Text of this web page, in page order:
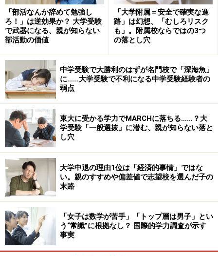
そこで、時間を気にせず、じっくり解いてみてほしい。
その際、ヒントになるような辞書なども使ってかまわな
い。大切なことは、今の時期に合否を決めるのではな
い。全部解答できていなくてもかまわず、勉強のポイン
トとしてはどこが出来ていないかを見つけることにあ
る。
自分の弱点を発見し、対策を立てよう。英語の場合であ
れば、語彙力不足なのか、構文が理解できていないと
か、数学の場合であれば、三角関数の分野が苦手、など
を探しだそう。仮にすべてのに苦手であっても大丈夫。
問題集や参考書を使って、必ず対策を立てておくことが
重要だ。
受験勉強の本質は、弱点の発見にあると言っていいだろ
う。勉強が苦手な受験生ほど、消しゴムをよく使う。自
分の答えを消して、正解を書くことには何の意味もな
い。間違った答えを残すことが非常に重要だということ
に気づいてほしい。
「部活なんか辞めて勉強し
ろ！」は逆効果か？ 大学受験
で武器になる、親が知らない
部活動の価値
「大学附属＝安全で確実な進
路」は幻想、「むしろリスク
も」。附属校ならではの3つ
の落とし穴
中学受験で大勝利のはずが名門校で「深海魚」
に……大学受験で不利になる中学受験経験者の
弱点
東大に受かる学力でMARCHに落ちる……？大
学受験「一般選抜」に潜む、親が知らない落と
し穴
大学中退の理由1位は「経済的事情」ではな
い。親のすすめや偏差値で志望校を選んだ子の
末路
「女子は数学が苦手」「トップ層は男子」とい
う“常識”に根拠なし？ 国際的学力調査が示す
事実